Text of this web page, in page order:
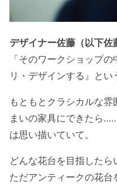
デザイナー佐藤（以下佐
「そのワークショップ
リ・デザインする』とい
もともとクラシカルな
まいの家具にできたら
は思い描いていて。
どんな花台を目指したら
ただアンティークの花台